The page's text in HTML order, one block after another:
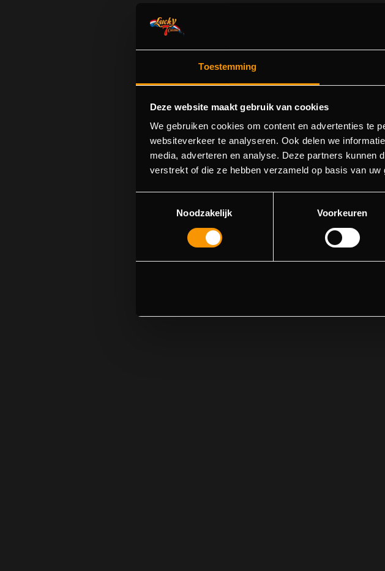
Toestemming
Deze website maakt gebruik van cookies
We gebruiken cookies om content en advertenties te
websiteverkeer te analyseren. Ook delen we
media, adverteren en analyse. Deze partners kunnen
verstrekt of die ze hebben verzameld op basis van
Noodzakelijk
Voorkeuren
404
Sorry! We konden de
Ga